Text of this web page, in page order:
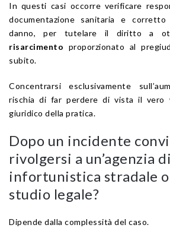
In questi casi occorre verificare
documentazione sanitaria e corretto
danno, per tutelare il diritto a
risarcimento proporzionato al
subito.
Concentrarsi esclusivamente
rischia di far perdere di vista il vero
giuridico della pratica.
Dopo un incidente
rivolgersi a un’agenzia di
infortunistica stradale o
studio legale?
Dipende dalla complessità del caso.